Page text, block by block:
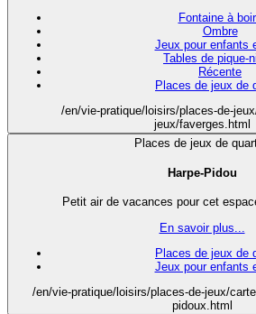
Fontaine à
Ombre
Jeux pour enfants
Tables de pique-
Récente
Places de jeux de
/en/vie-pratique/loisirs/places-de-
jeux/faverges.html
Places de jeux de
Harpe-Pidou
Petit air de vacances pour cet
En savoir plus...
Places de jeux de
Jeux pour enfants
/en/vie-pratique/loisirs/places-de-jeux/
pidoux.html